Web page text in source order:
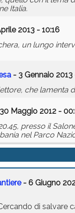
Italia.
2013 - 10:16
un lungo
- 3 Gennaio
che lamenta
Maggio 2012 -
presso il
nel Parco
- 6 Giugno
di salvare